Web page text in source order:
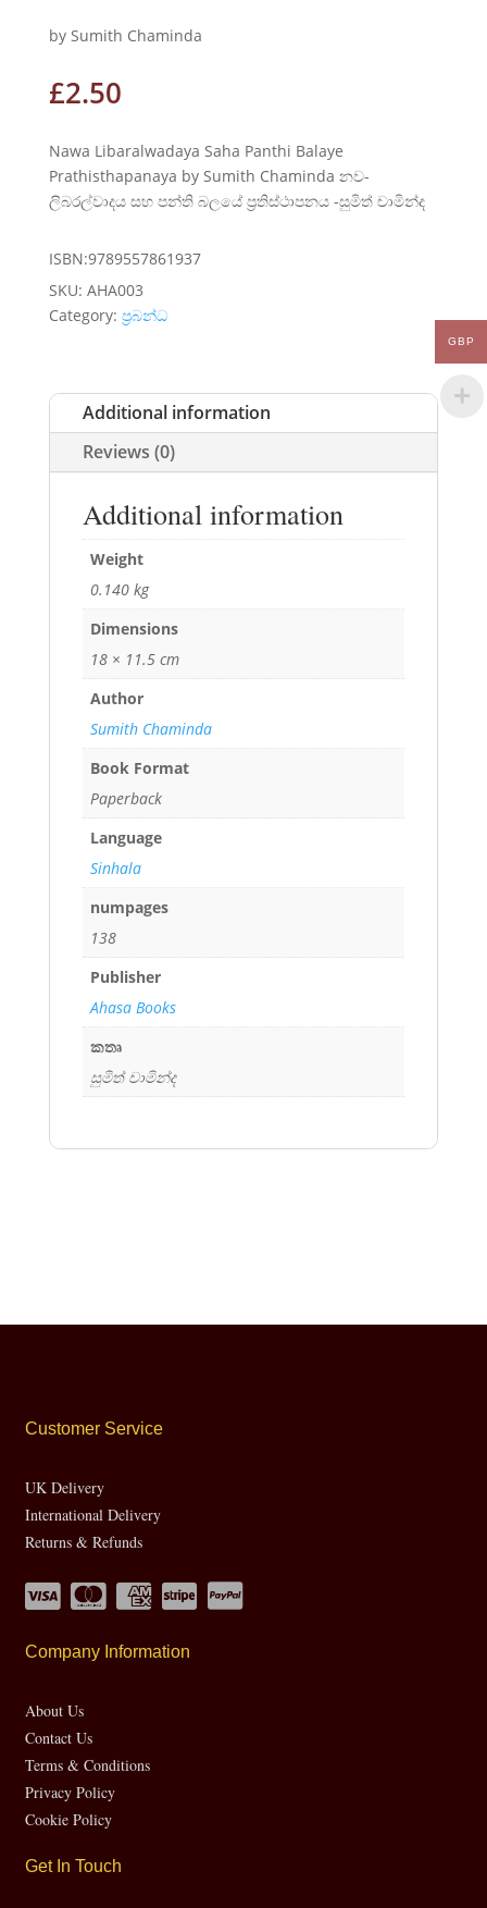
by Sumith Chaminda
£2.50
Nawa Libaralwadaya Saha Panthi Balaye
Prathisthapanaya by Sumith Chaminda නව-
ලිබරල්වාදය සහ පන්ති බලයේ ප්‍රතිස්ථාපනය -සුමිත් චාමින්ද
ISBN:9789557861937
SKU: AHA003
Category: ප්‍රබන්ධ
Additional information
Reviews (0)
Additional information
Weight
0.140 kg
Dimensions
18 × 11.5 cm
Author
Sumith Chaminda
Book Format
Paperback
Language
Sinhala
numpages
138
Publisher
Ahasa Books
කතෘ
සුමිත් චාමින්ද
Customer Service
UK Delivery
International Delivery
Returns & Refunds
Company Information
About Us
Contact Us
Terms & Conditions
Privacy Policy
Cookie Policy
Get In Touch
GBP